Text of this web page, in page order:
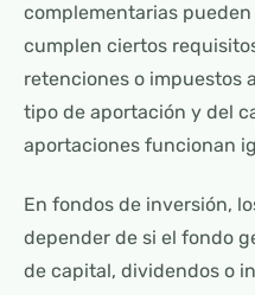
complementarias
cumplen ciertos
retenciones o impuestos
tipo de aportación y del
aportaciones funcionan
En fondos de inversión,
depender de si el fondo
de capital, dividendos o